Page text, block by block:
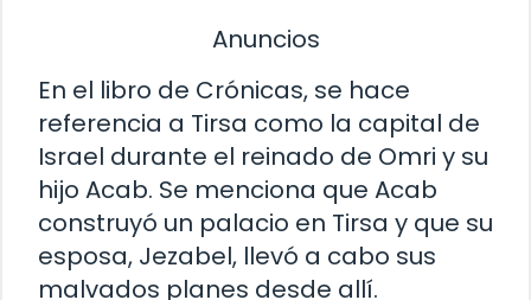
Anuncios
En el libro de Crónicas, se hace
referencia a Tirsa como la capital de
Israel durante el reinado de Omri y su
hijo Acab. Se menciona que Acab
construyó un palacio en Tirsa y que su
esposa, Jezabel, llevó a cabo sus
malvados planes desde allí.